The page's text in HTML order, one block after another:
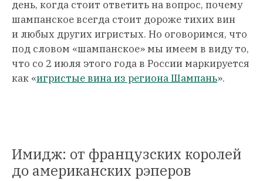
день, когда стоит ответить на вопрос, почему
шампанское всегда стоит дороже тихих вин
и любых других игристых. Но оговоримся, что
под словом «шампанское» мы имеем в виду то,
что со 2 июля этого года в России маркируется
как «игристые вина из региона Шампань».
Имидж: от французских королей
до американских рэперов